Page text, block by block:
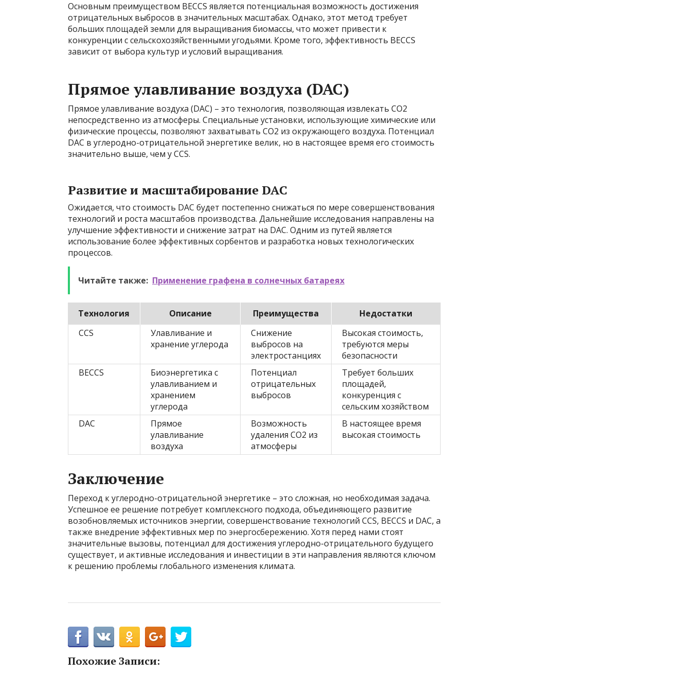
Основным преимуществом BECCS является потенциальная возможность достижения
отрицательных выбросов в значительных масштабах. Однако, этот метод требует
больших площадей земли для выращивания биомассы, что может привести к
конкуренции с сельскохозяйственными угодьями. Кроме того, эффективность BECCS
зависит от выбора культур и условий выращивания.
Прямое улавливание воздуха (DAC)
Прямое улавливание воздуха (DAC) – это технология, позволяющая извлекать CO2
непосредственно из атмосферы. Специальные установки, использующие химические или
физические процессы, позволяют захватывать CO2 из окружающего воздуха. Потенциал
DAC в углеродно-отрицательной энергетике велик, но в настоящее время его стоимость
значительно выше, чем у CCS.
Развитие и масштабирование DAC
Ожидается, что стоимость DAC будет постепенно снижаться по мере совершенствования
технологий и роста масштабов производства. Дальнейшие исследования направлены на
улучшение эффективности и снижение затрат на DAC. Одним из путей является
использование более эффективных сорбентов и разработка новых технологических
процессов.
Читайте также: Применение графена в солнечных батареях
Технология Описание Преимущества
Недостатки
CCS
Улавливание и
хранение углерода
Снижение
выбросов на
электростанциях
Высокая стоимость,
требуются меры
безопасности
BECCS
Биоэнергетика с
улавливанием и
хранением
углерода
Потенциал
отрицательных
выбросов
Требует больших
площадей,
конкуренция с
сельским хозяйством
DAC
Прямое
улавливание
воздуха
Возможность
удаления CO2 из
атмосферы
В настоящее время
высокая стоимость
Заключение
Переход к углеродно-отрицательной энергетике – это сложная, но необходимая задача.
Успешное ее решение потребует комплексного подхода, объединяющего развитие
возобновляемых источников энергии, совершенствование технологий CCS, BECCS и DAC, а
также внедрение эффективных мер по энергосбережению. Хотя перед нами стоят
значительные вызовы, потенциал для достижения углеродно-отрицательного будущего
существует, и активные исследования и инвестиции в эти направления являются ключом
к решению проблемы глобального изменения климата.
Похожие Записи: